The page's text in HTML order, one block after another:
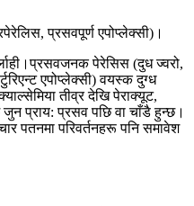
प्रसवपूर्ण एपोप्लेक्सी)।
पेरेसिस (दुध ज्वरो,
एपोप्लेक्सी) वयस्क दुग्ध
तीव्र देखि पेराक्यूट,
जुन प्राय: प्रसव पछि वा चाँडै हुन्छ।
पतनमा परिवर्तनहरू पनि समावेश